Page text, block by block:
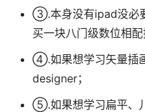
③.本身没有ipad没必
买一块八门级数位相配
④.如果想学习矢量插
designer；
⑤.如果想学习扁平、